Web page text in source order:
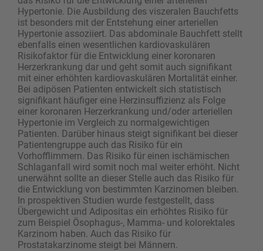
Hypertonie. Die Ausbildung des viszeralen Bauchfetts
ist besonders mit der Entstehung einer arteriellen
Hypertonie assoziiert. Das abdominale Bauchfett stellt
ebenfalls einen wesentlichen kardiovaskulären
Risikofaktor für die Entwicklung einer koronaren
Herzerkrankung dar und geht somit auch signifikant
mit einer erhöhten kardiovaskulären Mortalität einher.
Bei adipösen Patienten entwickelt sich statistisch
signifikant häufiger eine Herzinsuffizienz als Folge
einer koronaren Herzerkrankung und/oder arteriellen
Hypertonie im Vergleich zu normalgewichtigen
Patienten. Darüber hinaus steigt signifikant bei dieser
Patientengruppe auch das Risiko für ein
Vorhofflimmern. Das Risiko für einen ischämischen
Schlaganfall wird somit noch mal weiter erhöht. Nicht
unerwähnt sollte an dieser Stelle auch das Risiko für
die Entwicklung von bestimmten Karzinomen bleiben.
In prospektiven Studien wurde festgestellt, dass
Übergewicht und Adipositas ein erhöhtes Risiko für
zum Beispiel Ösophagus-, Mamma- und kolorektales
Karzinom haben. Auch das Risiko für
Prostatakarzinome steigt bei Männern.